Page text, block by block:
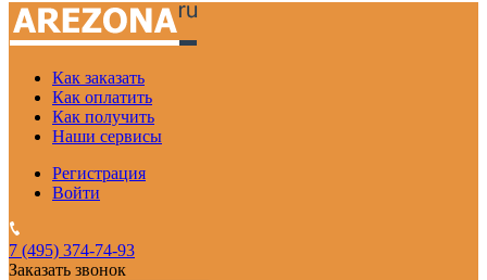
Как заказать
Как оплатить
Как получить
Наши сервисы
Регистрация
Войти
7 (495) 374-74-93
Заказать звонок